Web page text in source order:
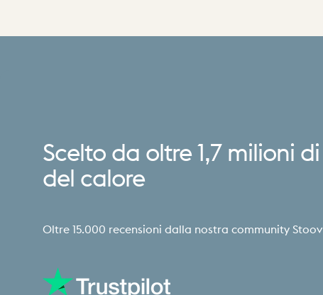
Scelto da oltre 1,7 milioni di
del calore
Oltre 15.000 recensioni dalla nostra community Stoov